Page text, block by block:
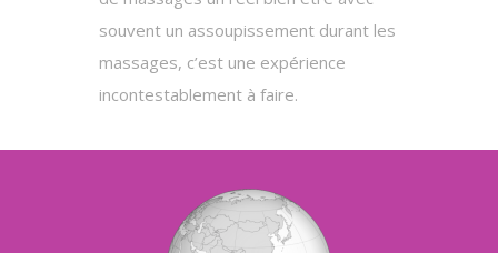
souvent un assoupissement durant les
massages, c’est une expérience
incontestablement à faire.